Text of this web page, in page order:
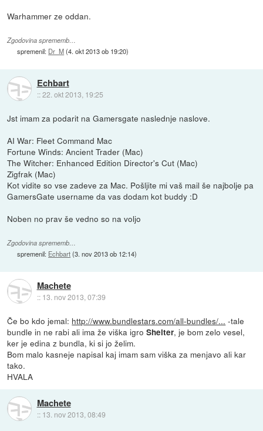
Warhammer ze oddan.
Zgodovina sprememb…
spremenil: Dr_M(4. okt 2013 ob 19:20)
Echbart
::22. okt 2013, 19:25
Jst imam za podarit na Gamersgate naslednje naslove.
AI War: Fleet Command Mac
Fortune Winds: Ancient Trader (Mac)
The Witcher: Enhanced Edition Director's Cut (Mac)
Zigfrak (Mac)
Kot vidite so vse zadeve za Mac. Pošljite mi vaš mail še najbolje pa
GamersGate username da vas dodam kot buddy :D
Noben no prav še vedno so na voljo
Zgodovina sprememb…
spremenil: Echbart(3. nov 2013 ob 12:14)
Machete
:: 13. nov 2013, 07:39
Če bo kdo jemal: http://www.bundlestars.com/all-bundles/... -tale
bundle in ne rabi ali ima že viška igroShelter, je bom zelo vesel,
ker je edina z bundla, ki si jo želim.
Bom malo kasneje napisal kaj imam sam viška za menjavo ali kar
tako.
HVALA
Machete
:: 13. nov 2013, 08:49